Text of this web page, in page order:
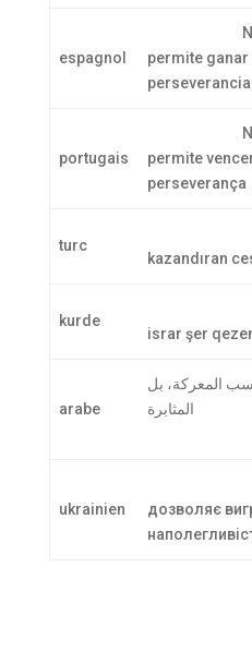
espagnol
No es la
permite ganar
perseverancia.
portugais
Não é a
permite
perseverança
turc
kazandıran
kurde
Ne
israr şer
arabe
المعركة، بل
المثابرة
ukrainien
Це не
дозволяє